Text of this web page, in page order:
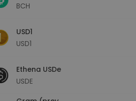
BCH
USD1
USD1
Ethena USDe
USDE